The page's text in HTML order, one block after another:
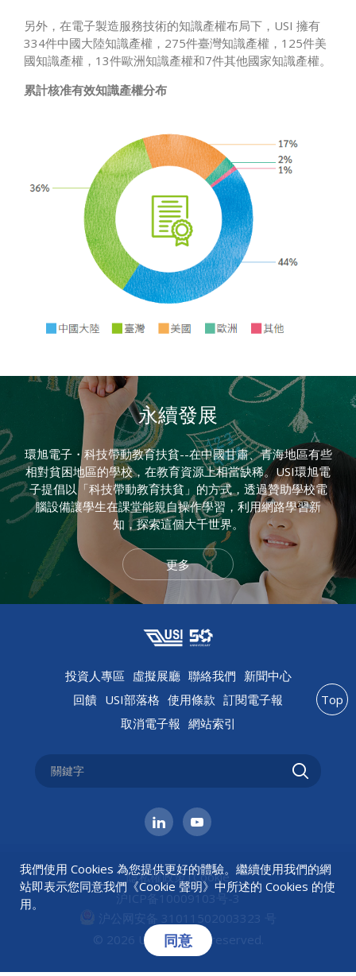
另外，在電子製造服務技術的知識產權布局下，USI 擁有
334件中國大陸知識產權，275件臺灣知識產權，125件美
國知識產權，13件歐洲知識產權和7件其他國家知識產權。
累計核准有效知識產權分布
永續發展
環旭電子・科技帶動教育扶貧--在中國甘肅、青海地區有些
相對貧困地區的學校，在教育資源上相當缺稀。USI環旭電
子提倡以「科技帶動教育扶貧」的方式，透過贊助學校電
腦設備讓學生在課堂能親自操作學習，利用網路學習新
知，探索這個大千世界。
更多
投資人專區 虛擬展廳 聯絡我們 新聞中心
回饋 USI部落格 使用條款 訂閱電子報
取消電子報 網站索引
隱私權政策 |Cookie
沪ICP备10009103号-3
沪公网安备 31011502003323 号
© 2026 USI All rights reserved.
Top
我們使用 Cookies 為您提供更好的體驗。繼續使用我們的網
站即表示您同意我們《Cookie 聲明》中所述的 Cookies 的使
用。
同意